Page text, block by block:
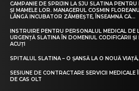
CAMPANIE DE SPRIJIN LA SJU SLATINA PENTRU
ȘI MAMELE LOR. MANAGERUL COSMIN
LÂNGĂ INCUBATOR ZÂMBEȘTE, ÎNSEAMNĂ CĂ...
INSTRUIRE PENTRU PERSONALUL MEDICAL DE
URGENȚĂ SLATINA ÎN DOMENIUL CODIFICĂRII
ACUȚI
SPITALUL SLATINA – O ȘANSĂ LA O NOUĂ
SESIUNE DE CONTRACTARE SERVICII
DE CAS OLT